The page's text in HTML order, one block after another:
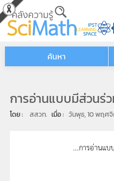
Skip to main content
ค้นหา
การอ่านแบบมีส่วนร่
โดย : สสวท. เมื่อ : วันพุธ, 10 พฤศ
...การอ่านแบ